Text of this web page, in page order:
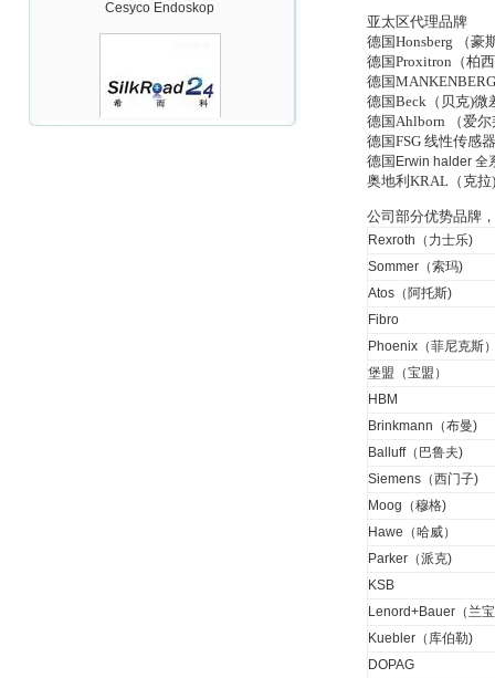
亚太区代理品牌
德国Honsberg （豪
德国Proxitron（柏
德国
德国Beck（贝克)微
德国Ahlborn （爱
德国FSG 线性传感
德国 Erwin halder 全
奥地利KRAL（克
公司部分优势品牌
Rexroth（力士乐)
Sommer（索玛)
Atos（阿托斯)
Fibro
Phoenix（菲尼克斯
堡盟（宝盟）
HBM
Brinkmann（布曼)
Balluff（巴鲁夫)
Siemens（西门子)
Moog（穆格)
Hawe（哈威）
Parker（派克)
KSB
Lenord+Bauer（兰
Kuebler（库伯勒)
DOPAG